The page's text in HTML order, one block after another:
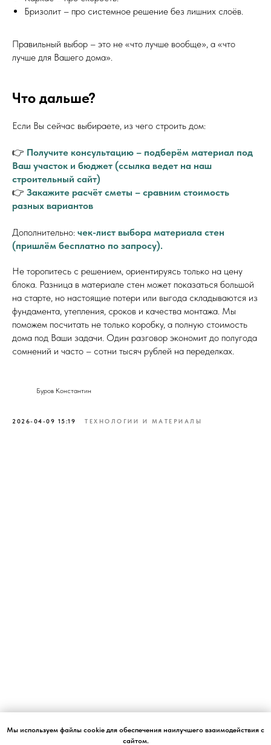
Бризолит – про системное решение без лишних слоёв.
Правильный выбор – это не «что лучше вообще», а «что
лучше для Вашего дома».
Что дальше?
Если Вы сейчас выбираете, из чего строить дом:
👉 Получите консультацию – подберём материал под
Ваш участок и бюджет (ссылка ведет на наш
строительный сайт)
👉 Закажите расчёт сметы – сравним стоимость
разных вариантов
Дополнительно: чек-лист выбора материала стен
(пришлём бесплатно по запросу).
Не торопитесь с решением, ориентируясь только на цену
блока. Разница в материале стен может показаться большой
на старте, но настоящие потери или выгода складываются из
фундамента, утепления, сроков и качества монтажа. Мы
поможем посчитать не только коробку, а полную стоимость
дома под Ваши задачи. Один разговор экономит до полугода
сомнений и часто – сотни тысяч рублей на переделках.
Буров Константин
2026-04-09 15:19 ТЕХНОЛОГИИ И МАТЕРИАЛЫ
Мы используем файлы cookie для обеспечения наилучшего взаимодействия с
сайтом.